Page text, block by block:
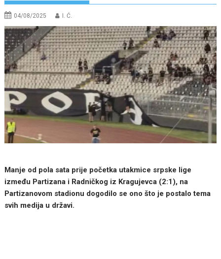
04/08/2025 I. Ć.
Manje od pola sata prije početka utakmice srpske lige
između Partizana i Radničkog iz Kragujevca (2:1), na
Partizanovom stadionu dogodilo se ono što je postalo tema
svih medija u državi.